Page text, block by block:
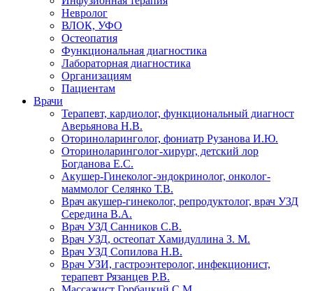
Невролог
ВЛОК, УФО
Остеопатия
Функциональная диагностика
Лабораторная диагностика
Организациям
Пациентам
Врачи
Терапевт, кардиолог, функциональный диагност
Аверьянова Н.В.
Оториноларинголог, фониатр Рузанова И.Ю.
Оториноларинголог-хирург, детский лор
Богданова Е.С.
Акушер-Гинеколог-эндокринолог, онколог-
маммолог Селянко Т.В.
Врач акушер-гинеколог, репродуктолог, врач УЗД
Середина В.А.
Врач УЗД Санников С.В.
Врач УЗД, остеопат Хамидуллина З. М.
Врач УЗД Сопилова Н.В.
Врач УЗИ, гастроэнтеролог, инфекционист,
терапевт Рязанцев Р.В.